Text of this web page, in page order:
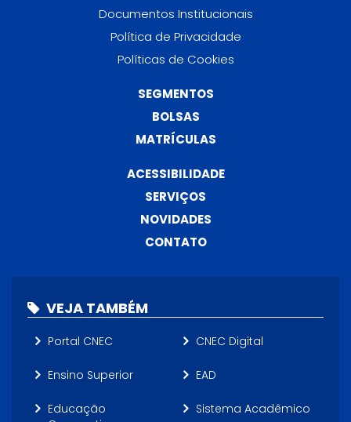
Documentos Institucionais
Política de Privacidade
Políticas de Cookies
SEGMENTOS
BOLSAS
MATRÍCULAS
ACESSIBILIDADE
SERVIÇOS
NOVIDADES
CONTATO
VEJA TAMBÉM
Portal CNEC CNEC Digital
Ensino Superior EAD
Educação
Sistema Acadêmico